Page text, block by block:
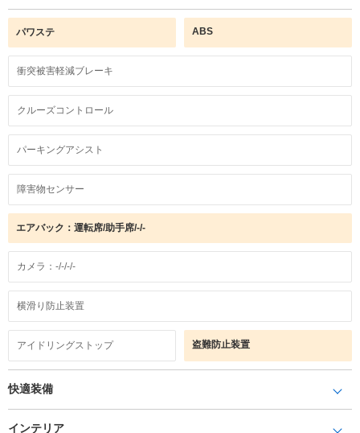
パワステ ABS
衝突被害軽減ブレーキ
クルーズコントロール
パーキングアシスト
障害物センサー
エアバック：運転席/助手席/-/-
カメラ：-/-/-/-
横滑り防止装置
アイドリングストップ 盗難防止装置
快適装備
インテリア